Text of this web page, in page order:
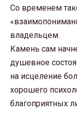
Со временем
владельцем.
Камень сам
душевное
на исцеление
хорошего
благоприятных